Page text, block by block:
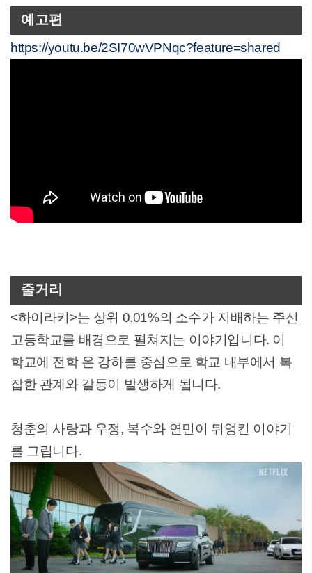
예고편
https://youtu.be/2SI70wVPNqc?feature=shared
줄거리
<하이라키>는 상위 0.01%의 소수가 지배하는 주신
고등학교를 배경으로 펼쳐지는 이야기입니다. 이
학교에 전학 온 강하를 중심으로 학교 내부에서 복
잡한 관계와 갈등이 발생하게 됩니다.
청춘의 사랑과 우정, 복수와 연민이 뒤엉킨 이야기
를 그립니다.